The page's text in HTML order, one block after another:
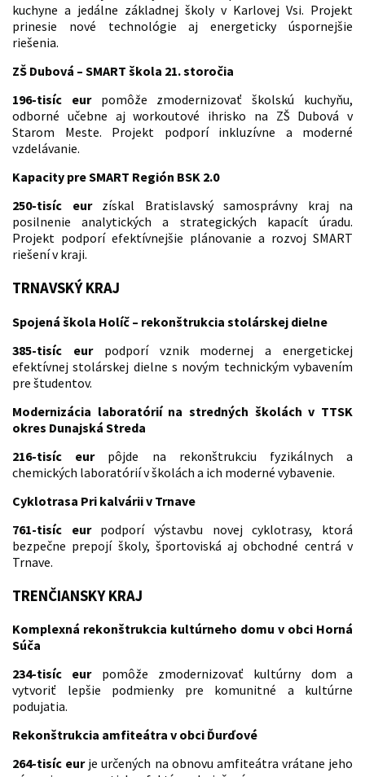
kuchyne a jedálne základnej školy v Karlovej Vsi. Projekt
prinesie nové technológie aj energeticky úspornejšie
riešenia.
ZŠ Dubová – SMART škola 21. storočia
196-tisíc eurpomôže zmodernizovať školskú kuchyňu,
odborné učebne aj workoutové ihrisko na ZŠ Dubová v
Starom Meste. Projekt podporí inkluzívne a moderné
vzdelávanie.
Kapacity pre SMART Región BSK 2.0
250-tisíc eurzískal Bratislavský samosprávny kraj na
posilnenie analytických a strategických kapacít úradu.
Projekt podporí efektívnejšie plánovanie a rozvoj SMART
riešení v kraji.
TRNAVSKÝ KRAJ
Spojená škola Holíč – rekonštrukcia stolárskej dielne
385-tisíc eurpodporí vznik modernej a energetickej
efektívnej stolárskej dielne s novým technickým vybavením
pre študentov.
Modernizácia laboratórií na stredných školách v TTSK
okres Dunajská Streda
216-tisíc eurpôjde na rekonštrukciu fyzikálnych a
chemických laboratórií v školách a ich moderné vybavenie.
Cyklotrasa Pri kalvárii v Trnave
761-tisíc eurpodporí výstavbu novej cyklotrasy, ktorá
bezpečne prepojí školy, športoviská aj obchodné centrá v
Trnave.
TRENČIANSKY KRAJ
Komplexná rekonštrukcia kultúrneho domu v obci Horná
Súča
234-tisíc eurpomôže zmodernizovať kultúrny dom a
vytvoriť lepšie podmienky pre komunitné a kultúrne
podujatia.
Rekonštrukcia amfiteátra v obci Ďurďové
264-tisíc eurje určených na obnovu amfiteátra vrátane jeho